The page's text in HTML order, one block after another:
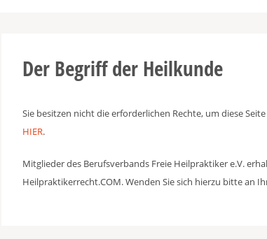
Der Begriff der Heilkunde
Sie besitzen nicht die erforderlichen Rechte, um diese
HIER.
Mitglieder des Berufsverbands Freie Heilpraktiker e.V.
Heilpraktikerrecht.COM. Wenden Sie sich hierzu bitte an